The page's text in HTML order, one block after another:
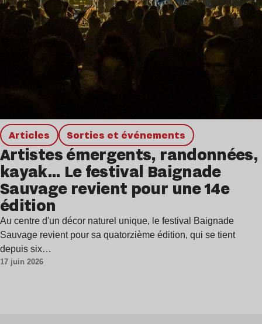
Articles Sorties et événements
Artistes émergents, randonnées,
kayak… Le festival Baignade
Sauvage revient pour une 14e
édition
Au centre d'un décor naturel unique, le festival Baignade
Sauvage revient pour sa quatorzième édition, qui se tient
depuis six…
17 juin 2026